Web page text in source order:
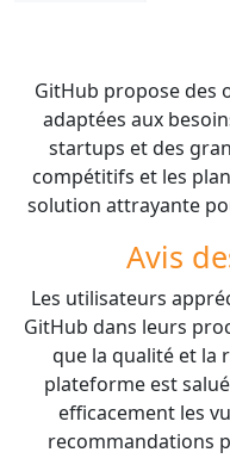
GitHub propose des
adaptées aux
startups et des
compétitifs et les
solution attrayante
Avis
Les utilisateurs
GitHub dans leurs
que la qualité et la
plateforme est
efficacement les
recommandations